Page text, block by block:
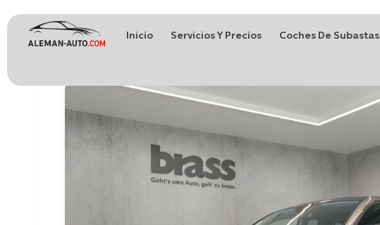
Inicio Servicios Y Precios Coches De Subastas